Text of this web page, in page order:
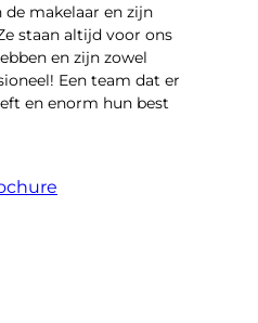
de makelaar en zijn
staan altijd voor ons
en zijn zowel
Een team dat er
en enorm hun best